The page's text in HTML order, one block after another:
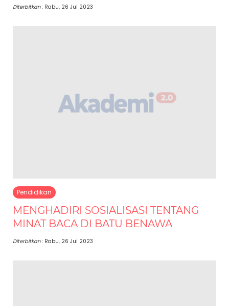
Diterbitkan: Rabu, 26 Jul 2023
Pendidikan
MENGHADIRI SOSIALISASI TENTANG
MINAT BACA DI BATU BENAWA
Diterbitkan: Rabu, 26 Jul 2023